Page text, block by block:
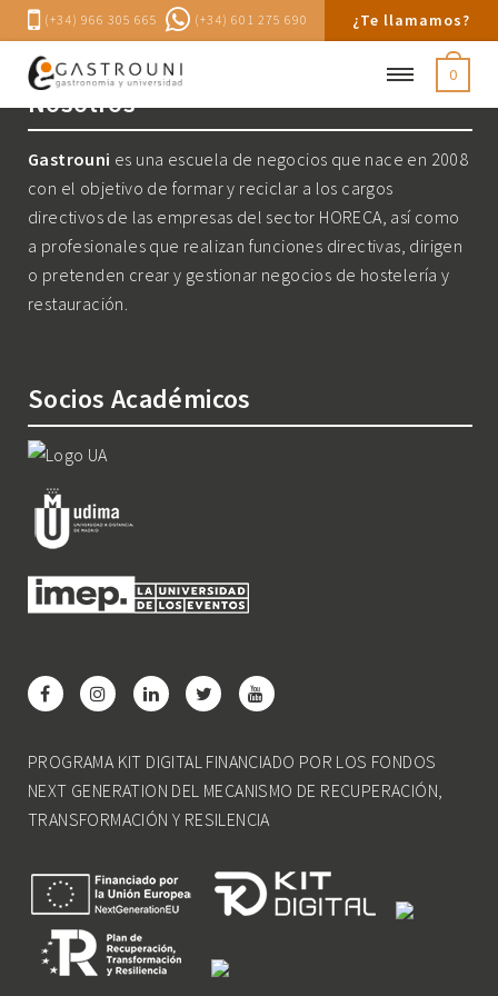
(+34) 966 305 665 (+34) 601 275 690 ¿Te llamamos?
0
Nosotros
Gastrouni es una escuela de negocios que nace en 2008
con el objetivo de formar y reciclar a los cargos
directivos de las empresas del sector HORECA, así como
a profesionales que realizan funciones directivas, dirigen
o pretenden crear y gestionar negocios de hostelería y
restauración.
Socios Académicos
PROGRAMA KIT DIGITAL FINANCIADO POR LOS FONDOS
NEXT GENERATION DEL MECANISMO DE RECUPERACIÓN,
TRANSFORMACIÓN Y RESILENCIA